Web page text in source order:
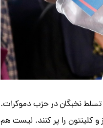
نخبگان در حزب دموکرات.
و کلینتون را پر کنند. لیست هم